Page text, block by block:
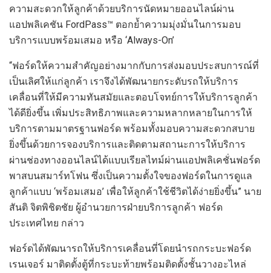
ความสะดวกให้ลูกค้าด้วยบริการนัดหมายออนไลน์ผ่าน
แอปพลิเคชัน FordPass™ ตอกย้ำความมุ่งมั่นในการมอบ
บริการแบบพร้อมเสมอ หรือ ‘Always-On’
“ฟอร์ดให้ความสำคัญอย่างมากกับการส่งมอบประสบการณ์ที่
เป็นเลิศให้แก่ลูกค้า เราจึงได้พัฒนายกระดับรถให้บริการ
เคลื่อนที่ให้มีความทันสมัยและตอบโจทย์การให้บริการลูกค้า
ได้ดียิ่งขึ้น เพิ่มประสิทธิภาพและความหลากหลายในการให้
บริการตามมาตรฐานฟอร์ด พร้อมทั้งมอบความสะดวกสบาย
ยิ่งขึ้นด้วยการจองบริการและติดตามสถานะการให้บริการ
ผ่านช่องทางออนไลน์ได้แบบเรียลไทม์ผ่านแอปพลิเคชั่นฟอร์ด
พาสบนสมาร์ทโฟน ซึ่งเป็นความตั้งใจของฟอร์ดในการดูแล
ลูกค้าแบบ ‘พร้อมเสมอ’ เพื่อให้ลูกค้าใช้ชีวิตได้ง่ายยิ่งขึ้น” นาย
สันติ จิตพิชิตชัย ผู้อำนวยการฝ่ายบริการลูกค้า ฟอร์ด
ประเทศไทย กล่าว
ฟอร์ดได้พัฒนารถให้บริการเคลื่อนที่โดยนำรถกระบะฟอร์ด
เรนเจอร์ มาติดตั้งตู้ที่กระบะท้ายพร้อมติดตั้งชั้นวางอะไหล่